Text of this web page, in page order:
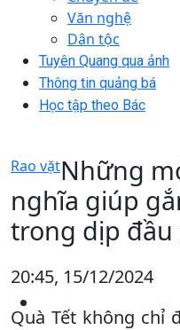
Văn nghệ
Dân tộc
Tuyên Quang qua ảnh
Thông tin quảng bá
Học tập theo Bác
Rao vặtNhững
nghĩa giúp
trong dịp đầu
20:45, 15/12/2024
Quà Tết không chỉ